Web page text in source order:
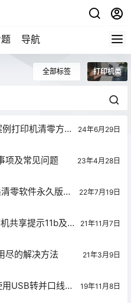
导航
全部标签 打印机类
打印机清零方
24年6月29日
项及常见问题 23年4月28日
零软件永久版及
22年7月19日
共享提示11b及
21年11月7日
尽的解决方法 21年3月9日
USB转并口线连
19年11月8日